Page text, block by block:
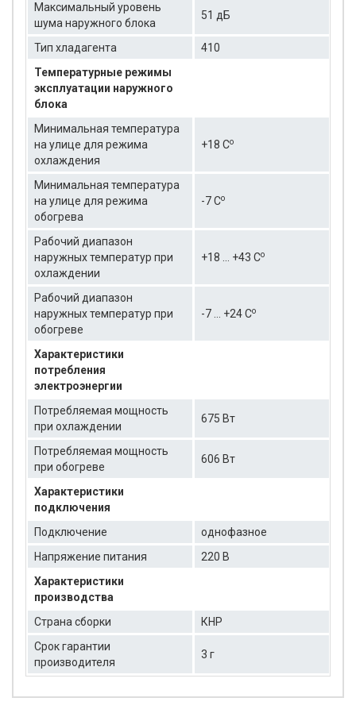
Максимальный уровень
шума наружного блока
51 дБ
Тип хладагента
410
Температурные режимы
эксплуатации наружного
блока
Минимальная температура
на улице для режима
охлаждения
+18 Cо
Минимальная температура
на улице для режима
обогрева
-7 Cо
Рабочий диапазон
наружных температур при
охлаждении
+18 … +43 Cо
Рабочий диапазон
наружных температур при
обогреве
-7 … +24 Cо
Характеристики
потребления
электроэнергии
Потребляемая мощность
при охлаждении
675 Вт
Потребляемая мощность
при обогреве
606 Вт
Характеристики
подключения
Подключение
однофазное
Напряжение питания
220 В
Характеристики
производства
Страна сборки
КНР
Срок гарантии
производителя
3 г